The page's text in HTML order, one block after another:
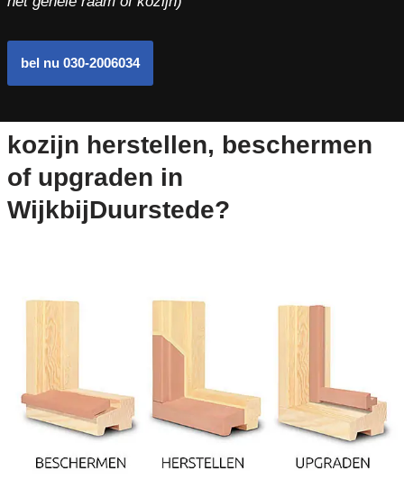
bel nu 030-2006034
kozijn herstellen, beschermen
of upgraden in
WijkbijDuurstede?